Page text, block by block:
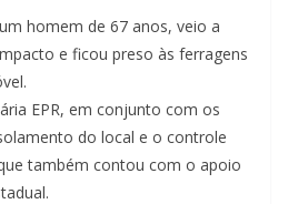
homem de 67 anos, veio a
e ficou preso às ferragens
EPR, em conjunto com os
do local e o controle
também contou com o apoio